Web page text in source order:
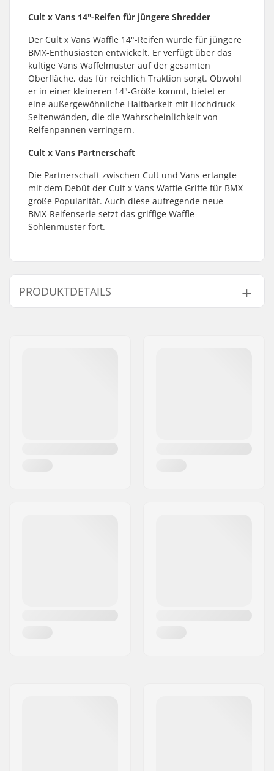
Cult x Vans 14"-Reifen für jüngere Shredder
Der Cult x Vans Waffle 14"-Reifen wurde für jüngere
BMX-Enthusiasten entwickelt. Er verfügt über das
kultige Vans Waffelmuster auf der gesamten
Oberfläche, das für reichlich Traktion sorgt. Obwohl
er in einer kleineren 14"-Größe kommt, bietet er
eine außergewöhnliche Haltbarkeit mit Hochdruck-
Seitenwänden, die die Wahrscheinlichkeit von
Reifenpannen verringern.
Cult x Vans Partnerschaft
Die Partnerschaft zwischen Cult und Vans erlangte
mit dem Debüt der Cult x Vans Waffle Griffe für BMX
große Popularität. Auch diese aufregende neue
BMX-Reifenserie setzt das griffige Waffle-
Sohlenmuster fort.
PRODUKTDETAILS